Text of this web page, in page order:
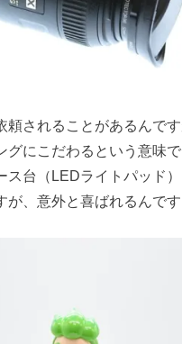
頼されることがあるんで
グにこだわるという意味
ス台（LEDライトパッド
が、意外と喜ばれるんです